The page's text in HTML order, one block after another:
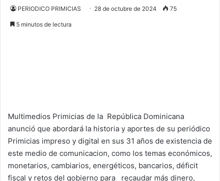
PERIODICO PRIMICIAS 28 de octubre de 2024 75
5 minutos de lectura
Multimedios Primicias de la República Dominicana
anunció que abordará la historia y aportes de su periódico
Primicias impreso y digital en sus 31 años de existencia de
este medio de comunicacion, como los temas económicos,
monetarios, cambiarios, energéticos, bancarios, déficit
fiscal y retos del gobierno para recaudar más dinero,